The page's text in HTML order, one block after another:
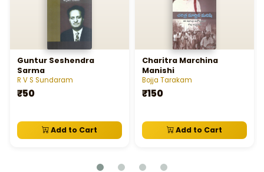
Guntur Seshendra
Sarma
R V S Sundaram
₹50
Add to Cart
Charitra Marchina
Manishi
Bojja Tarakam
₹150
Add to Cart